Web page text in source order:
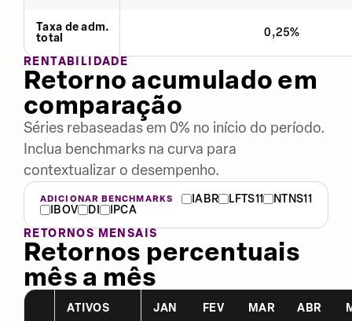
Taxa de adm.
total
0,25%
RENTABILIDADE
Retorno acumulado em
comparação
Séries rebaseadas em 0% no início do período.
Inclua benchmarks na curva para
contextualizar o desempenho.
ADICIONAR BENCHMARKS IABR LFTS11
NTNS11
IBOV
DI
IPCA
RETORNOS MENSAIS
Retornos percentuais
mês a mês
ATIVOS JAN FEV MAR ABR